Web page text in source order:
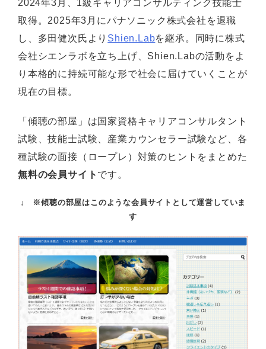
2024年3月、1級キャリアコンサルティング技能士
取得。2025年3月にパナソニック株式会社を退職
し、多田健次氏より Shien.Labを継承。同時に株式
会社シエンラボを立ち上げ、Shien.Labの活動をよ
り本格的に持続可能な形で社会に届けていくことが
現在の目標。
「傾聴の部屋」は国家資格キャリアコンサルタント
試験、技能士試験、産業カウンセラー試験など、各
種試験の面接（ロープレ）対策のヒントをまとめた
無料の会員サイト です。
↓ ※傾聴の部屋はこのような会員サイトとして運営していま
す